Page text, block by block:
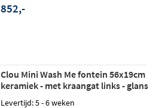
852,-
Clou Mini Wash Me fontein 56x19cm
keramiek - met kraangat links - glans
Levertijd: 5 - 6 weken